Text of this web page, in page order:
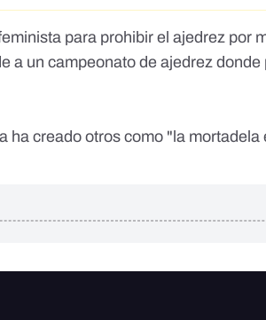
para prohibir el ajedrez por
a un campeonato de ajedrez
ha creado otros como "la mortadela